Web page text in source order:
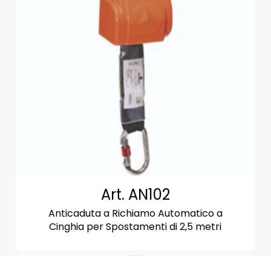
Art. AN102
Anticaduta a Richiamo Automatico a
Cinghia per Spostamenti di 2,5 metri